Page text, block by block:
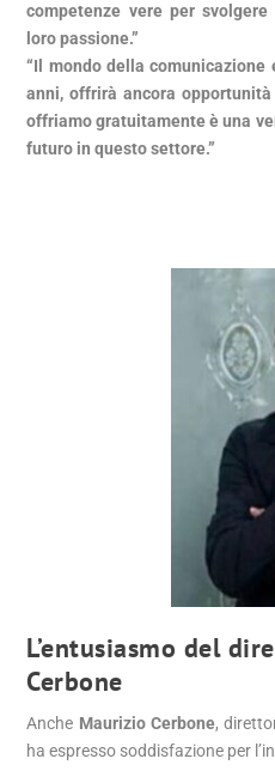
competenze vere per
loro passione.”
“Il mondo della
anni, offrirà ancora
offriamo gratuitamente è una
futuro in questo settore.”
L’entusiasmo del
Cerbone
Anche Maurizio Cerbone,
ha espresso soddisfazione per